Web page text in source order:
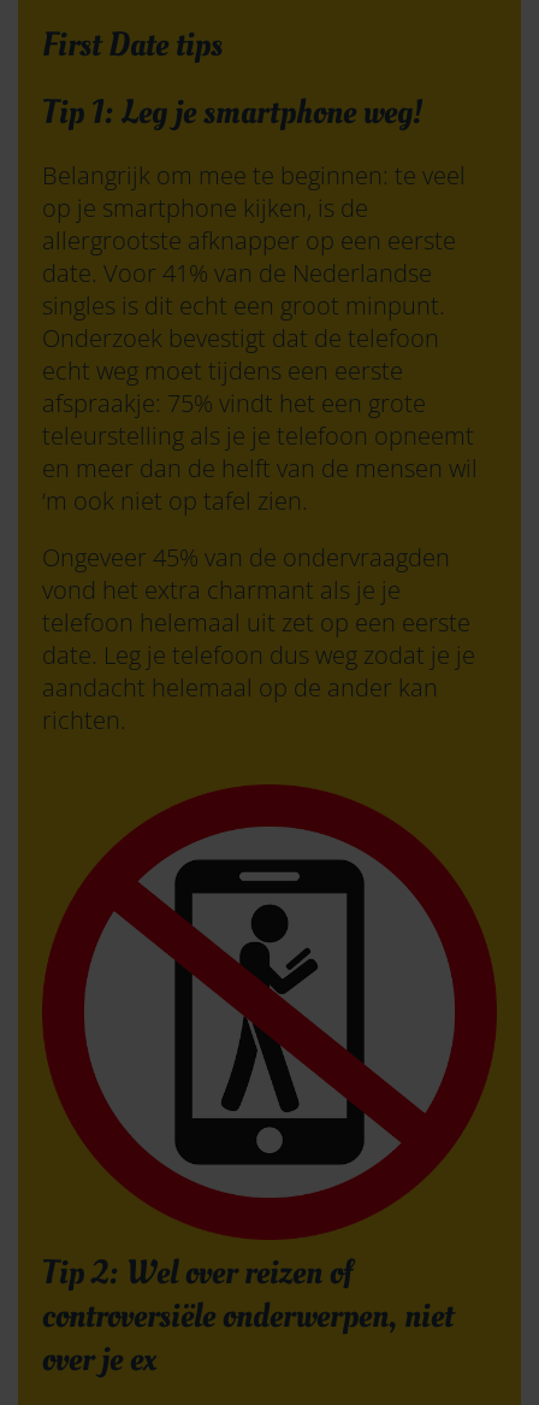
First Date tips
Tip 1: Leg je smartphone weg!
Belangrijk om mee te beginnen: te veel
op je smartphone kijken, is de
allergrootste afknapper op een eerste
date. Voor 41% van de Nederlandse
singles is dit echt een groot minpunt.
Onderzoek bevestigt dat de telefoon
echt weg moet tijdens een eerste
afspraakje: 75% vindt het een grote
teleurstelling als je je telefoon opneemt
en meer dan de helft van de mensen wil
‘m ook niet op tafel zien.
Ongeveer 45% van de ondervraagden
vond het extra charmant als je je
telefoon helemaal uit zet op een eerste
date. Leg je telefoon dus weg zodat je je
aandacht helemaal op de ander kan
richten.
Tip 2: Wel over reizen of
controversiële onderwerpen, niet
over je ex